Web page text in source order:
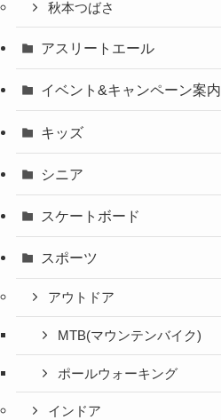
秋本つばさ
アスリートエール
イベント&キャンペーン案内
キッズ
シニア
スケートボード
スポーツ
アウトドア
MTB(マウンテンバイク)
ポールウォーキング
インドア